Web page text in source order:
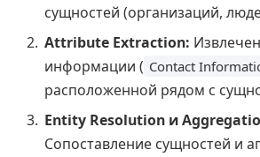
сущностей (организаций,
Attribute Extraction:
информации ( Contact
расположенной рядом с
Entity Resolution и
Сопоставление сущностей и